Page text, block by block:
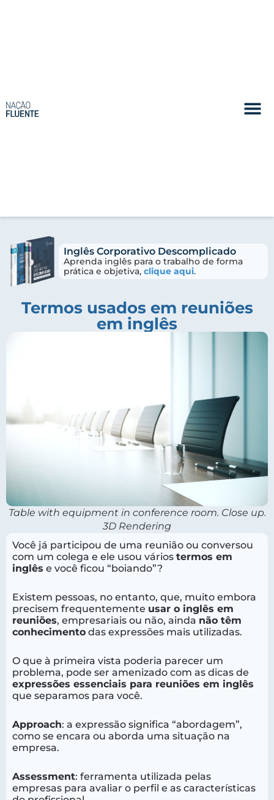
Inglês Corporativo Descomplicado
Aprenda inglês para o trabalho de forma
prática e objetiva, clique aqui.
Termos usados em reuniões
em inglês
Table with equipment in conference room. Close up.
3D Rendering
Você já participou de uma reunião ou conversou
com um colega e ele usou vários termos em
inglês e você ficou “boiando”?
Existem pessoas, no entanto, que, muito embora
precisem frequentemente usar o inglês em
reuniões, empresariais ou não, ainda não têm
conhecimento das expressões mais utilizadas.
O que à primeira vista poderia parecer um
problema, pode ser amenizado com as dicas de
expressões essenciais para reuniões em inglês
que separamos para você.
Approach: a expressão significa “abordagem”,
como se encara ou aborda uma situação na
empresa.
Assessment: ferramenta utilizada pelas
empresas para avaliar o perfil e as características